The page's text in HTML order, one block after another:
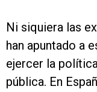
Ni siquiera las
han apuntado a
ejercer la
pública. En